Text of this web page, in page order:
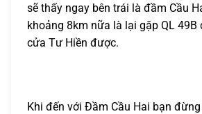
sẽ thấy ngay bên trái là đầm Cầu
khoảng 8km nữa là lại gặp QL 49B
cửa Tư Hiền được.
Khi đến với Đầm Cầu Hai bạn